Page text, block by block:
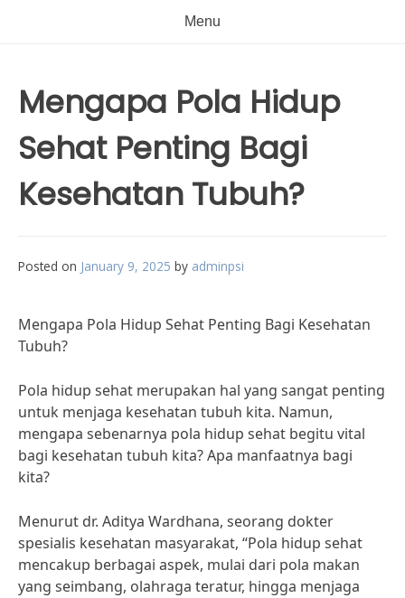
Menu
Mengapa Pola Hidup
Sehat Penting Bagi
Kesehatan Tubuh?
Posted on January 9, 2025 by adminpsi
Mengapa Pola Hidup Sehat Penting Bagi Kesehatan
Tubuh?
Pola hidup sehat merupakan hal yang sangat penting
untuk menjaga kesehatan tubuh kita. Namun,
mengapa sebenarnya pola hidup sehat begitu vital
bagi kesehatan tubuh kita? Apa manfaatnya bagi
kita?
Menurut dr. Aditya Wardhana, seorang dokter
spesialis kesehatan masyarakat, “Pola hidup sehat
mencakup berbagai aspek, mulai dari pola makan
yang seimbang, olahraga teratur, hingga menjaga